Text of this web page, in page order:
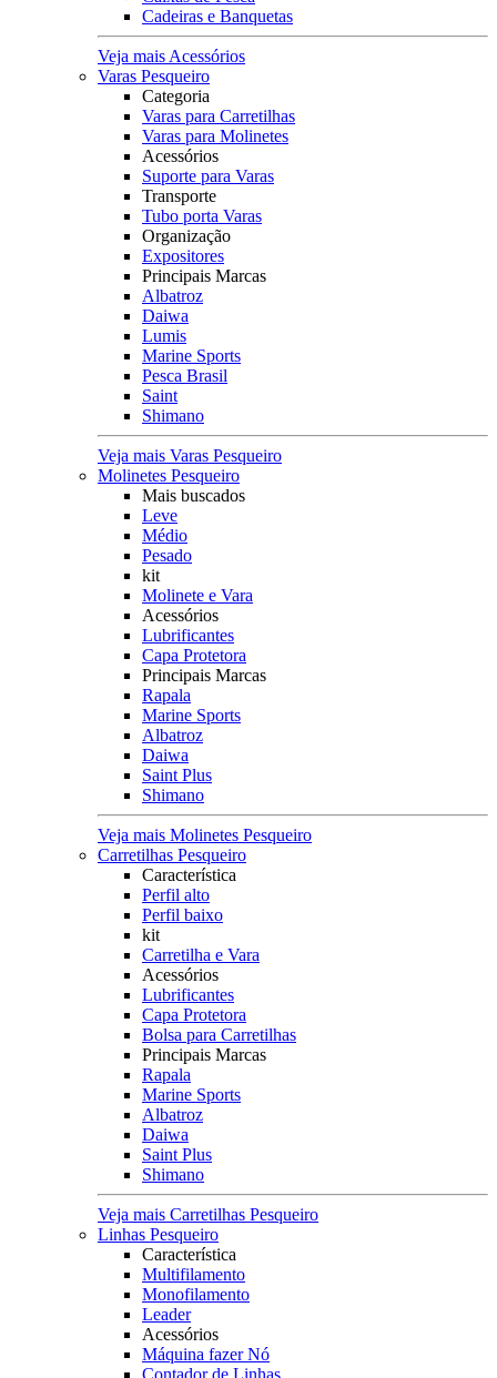
Cadeiras e Banquetas
Veja mais Acessórios
Varas Pesqueiro
Categoria
Varas para Carretilhas
Varas para Molinetes
Acessórios
Suporte para Varas
Transporte
Tubo porta Varas
Organização
Expositores
Principais Marcas
Albatroz
Daiwa
Lumis
Marine Sports
Pesca Brasil
Saint
Shimano
Veja mais Varas Pesqueiro
Molinetes Pesqueiro
Mais buscados
Leve
Médio
Pesado
kit
Molinete e Vara
Acessórios
Lubrificantes
Capa Protetora
Principais Marcas
Rapala
Marine Sports
Albatroz
Daiwa
Saint Plus
Shimano
Veja mais Molinetes Pesqueiro
Carretilhas Pesqueiro
Característica
Perfil alto
Perfil baixo
kit
Carretilha e Vara
Acessórios
Lubrificantes
Capa Protetora
Bolsa para Carretilhas
Principais Marcas
Rapala
Marine Sports
Albatroz
Daiwa
Saint Plus
Shimano
Veja mais Carretilhas Pesqueiro
Linhas Pesqueiro
Característica
Multifilamento
Monofilamento
Leader
Acessórios
Máquina fazer Nó
Contador de Linhas